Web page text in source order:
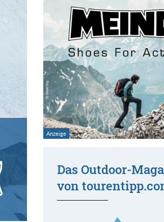
Das Outdoor-
von